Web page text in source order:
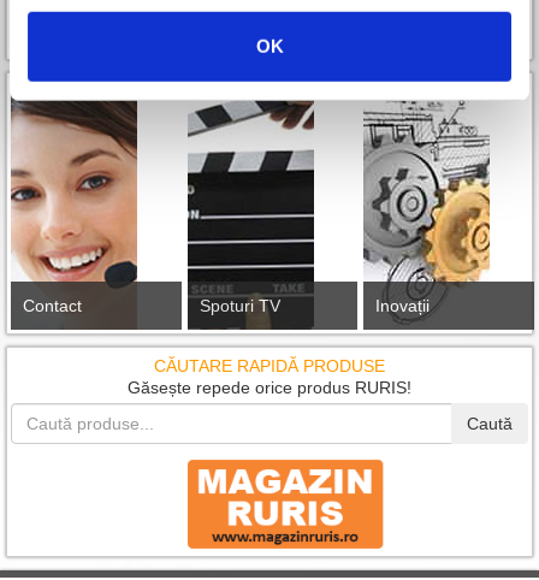
OK
Cum devin partener
Contact Spoturi TV Inovații
CĂUTARE RAPIDĂ PRODUSE
Găsește repede orice produs RURIS!
Caută